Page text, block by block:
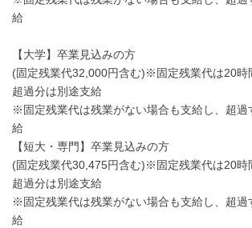
給
【大学】卒業見込みの方
(固定残業代32,000円含む)※固定残業代は20時
超過分は別途支給
※固定残業代は残業がない場合も支給し、超過
給
【短大・専門】卒業見込みの方
(固定残業代30,475円含む)※固定残業代は20時
超過分は別途支給
※固定残業代は残業がない場合も支給し、超過
給